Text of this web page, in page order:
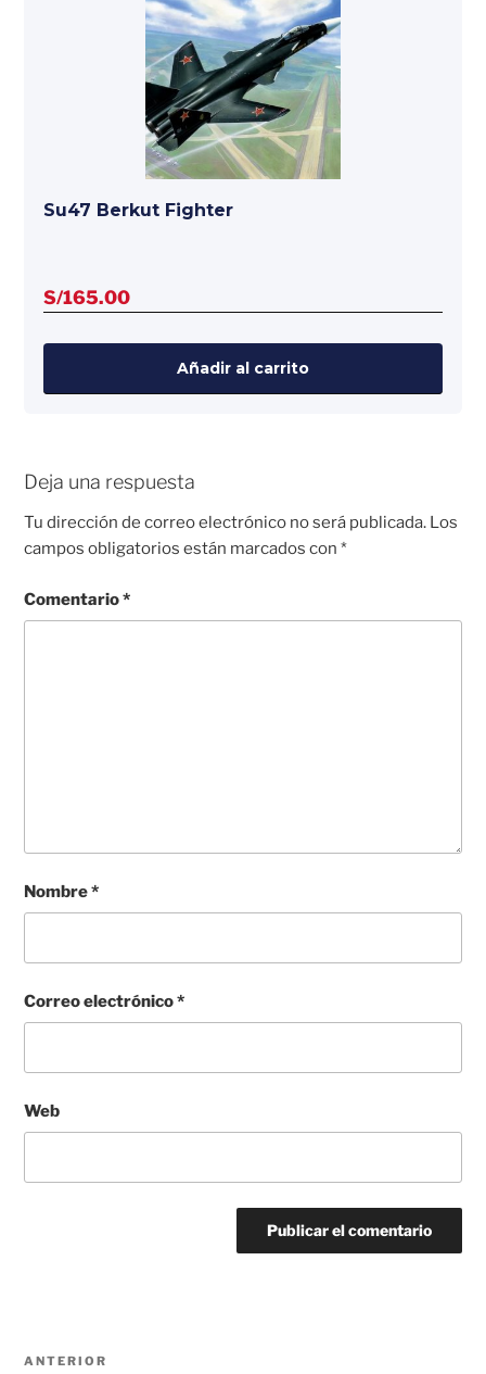
Su47 Berkut Fighter
S/165.00
Añadir al carrito
Deja una respuesta
Tu dirección de correo electrónico no será publicada. Los
campos obligatorios están marcados con*
Comentario*
Nombre*
Correo electrónico*
Web
Navegación
Entrada
ANTERIOR